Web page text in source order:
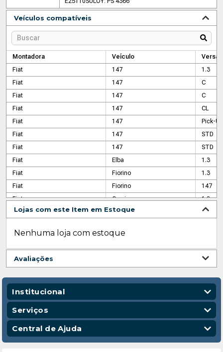
Veículos compatíveis
Montadora Veículo
Versão
Fiat
147
1.3
Fiat
147
C
Fiat
147
C
Fiat
147
CL
Fiat
147
Pick-
Fiat
147
STD
Fiat
147
STD
Fiat
Elba
1.3
Fiat
Fiorino
1.3
Fiat
Fiorino
147
Fiat
Oggi
1.3
Fiat
Panorama
1.3
Fiat
Pick-up
Fiat
Prêmio
S
Fiat
Spazio
1.3
Fiat
S
Fiat
Uno SX
Lojas com este Item em Estoque
Nenhuma loja com estoque
Avaliações
Institucional
Quem Somos
Nossas Lojas
Código de Conduta
Serviços
Vendas Corporativas
Entregas
Central de Ajuda
Política de Privacidade